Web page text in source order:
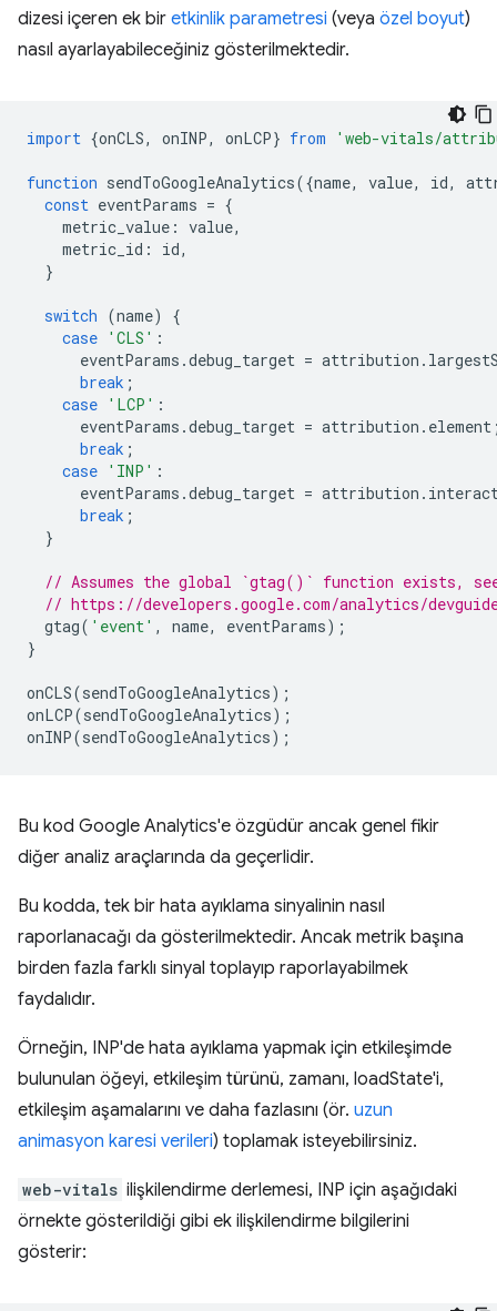
dizesi içeren ek bir etkinlik parametresi (veya özel boyut)
nasıl ayarlayabileceğiniz gösterilmektedir.
import {onCLS, onINP, onLCP} from 'web-vitals/
function sendToGoogleAnalytics({name, value, id,
const eventParams = {
metric_value : value,
metric_id : id,
}
switch (name)
{
case 'CLS' :
eventParams .debug_target = attribution .
break ;
case 'LCP' :
eventParams .debug_target = attribution . element
break ;
case 'INP' :
eventParams .debug_target = attribution .
break ;
}
// Assumes the global `gtag()` function exists,
// https://developers.google.com/analytics/
gtag( 'event' , name, eventParams);
}
onCLS(sendToGoogleAnalytics);
onLCP(sendToGoogleAnalytics);
onINP(sendToGoogleAnalytics);
Bu kod Google Analytics'e özgüdür ancak genel fikir
diğer analiz araçlarında da geçerlidir.
Bu kodda, tek bir hata ayıklama sinyalinin nasıl
raporlanacağı da gösterilmektedir. Ancak metrik başına
birden fazla farklı sinyal toplayıp raporlayabilmek
faydalıdır.
Örneğin, INP'de hata ayıklama yapmak için etkileşimde
bulunulan öğeyi, etkileşim türünü, zamanı, loadState'i,
etkileşim aşamalarını ve daha fazlasını (ör. uzun
animasyon karesi verileri) toplamak isteyebilirsiniz.
web-vitals ilişkilendirme derlemesi, INP için aşağıdaki
örnekte gösterildiği gibi ek ilişkilendirme bilgilerini
gösterir: